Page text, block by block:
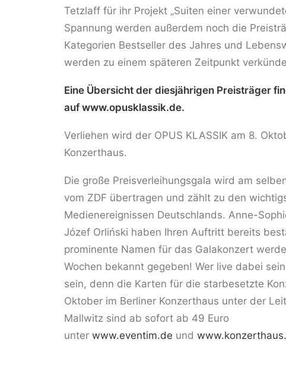
Tetzlaff für ihr Projekt „Suiten einer
Spannung werden außerdem noch die
Kategorien Bestseller des Jahres und
werden zu einem späteren Zeitpunkt
Eine Übersicht der diesjährigen Preisträger
aufwww.opusklassik.de.
Verliehen wird der OPUS KLASSIK am 8.
Konzerthaus.
Die große Preisverleihungsgala wird am
vom ZDF übertragen und zählt zu den
Medienereignissen Deutschlands. Anne-
Józef Orliński haben Ihren Auftritt bereits
prominente Namen für das Galakonzert
Wochen bekannt gegeben! Wer live dabei
sein, denn die Karten für die starbesetzte
Oktober im Berliner Konzerthaus unter der
Mallwitz sind ab sofort ab 49 Euro
unter www.eventim.de und